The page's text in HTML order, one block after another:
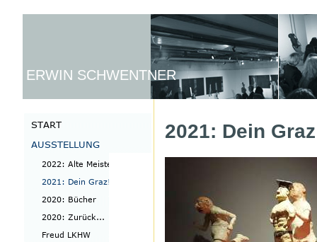
ERWIN SCHWENTNER
2021: Dein